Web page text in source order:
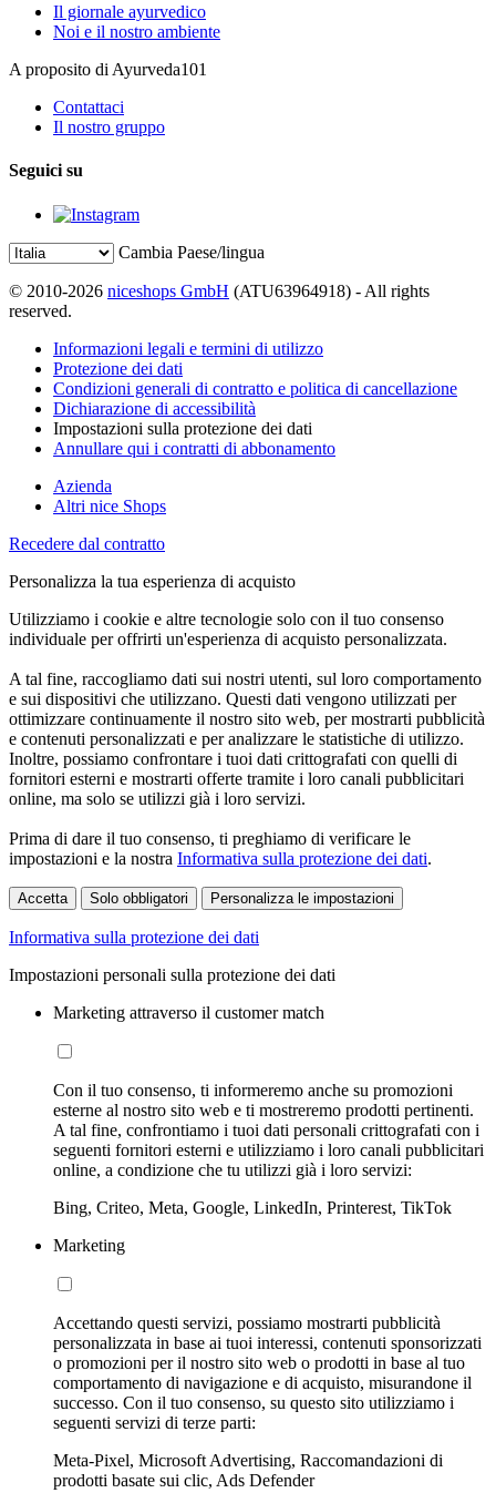
Il giornale ayurvedico
Noi e il nostro ambiente
A proposito di Ayurveda101
Contattaci
Il nostro gruppo
Seguici su
Cambia Paese/lingua
© 2010-2026 niceshops GmbH (ATU63964918) - All rights
reserved.
Informazioni legali e termini di utilizzo
Protezione dei dati
Condizioni generali di contratto e politica di cancellazione
Dichiarazione di accessibilità
Impostazioni sulla protezione dei dati
Annullare qui i contratti di abbonamento
Azienda
Altri nice Shops
Recedere dal contratto
Personalizza la tua esperienza di acquisto
Utilizziamo i cookie e altre tecnologie solo con il tuo consenso
individuale per offrirti un'esperienza di acquisto personalizzata.
A tal fine, raccogliamo dati sui nostri utenti, sul loro comportamento
e sui dispositivi che utilizzano. Questi dati vengono utilizzati per
ottimizzare continuamente il nostro sito web, per mostrarti pubblicità
e contenuti personalizzati e per analizzare le statistiche di utilizzo.
Inoltre, possiamo confrontare i tuoi dati crittografati con quelli di
fornitori esterni e mostrarti offerte tramite i loro canali pubblicitari
online, ma solo se utilizzi già i loro servizi.
Prima di dare il tuo consenso, ti preghiamo di verificare le
impostazioni e la nostra Informativa sulla protezione dei dati.
Accetta Solo obbligatori Personalizza le impostazioni
Informativa sulla protezione dei dati
Impostazioni personali sulla protezione dei dati
Marketing attraverso il customer match
Con il tuo consenso, ti informeremo anche su promozioni
esterne al nostro sito web e ti mostreremo prodotti pertinenti.
A tal fine, confrontiamo i tuoi dati personali crittografati con i
seguenti fornitori esterni e utilizziamo i loro canali pubblicitari
online, a condizione che tu utilizzi già i loro servizi:
Bing, Criteo, Meta, Google, LinkedIn, Printerest, TikTok
Marketing
Accettando questi servizi, possiamo mostrarti pubblicità
personalizzata in base ai tuoi interessi, contenuti sponsorizzati
o promozioni per il nostro sito web o prodotti in base al tuo
comportamento di navigazione e di acquisto, misurandone il
successo. Con il tuo consenso, su questo sito utilizziamo i
seguenti servizi di terze parti:
Meta-Pixel, Microsoft Advertising, Raccomandazioni di
prodotti basate sui clic, Ads Defender